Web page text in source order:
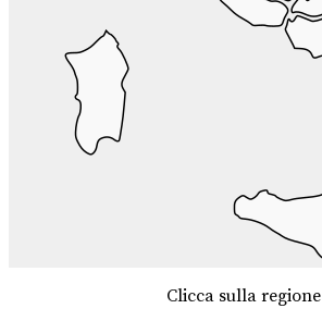
Clicca sulla regione